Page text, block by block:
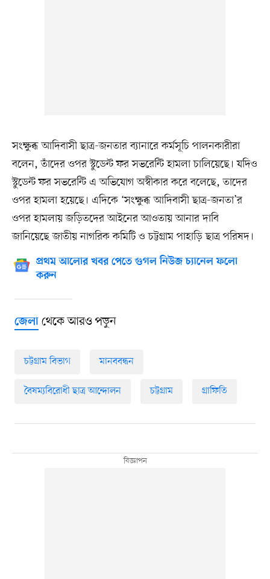
সংক্ষুব্ধ আদিবাসী ছাত্র-জনতার ব্যানারে কর্মসূচি পালনকারীরা
বলেন, তাঁদের ওপর স্টুডেন্ট ফর সভরেন্টি হামলা চালিয়েছে। যদিও
স্টুডেন্ট ফর সভরেন্টি এ অভিযোগ অস্বীকার করে বলেছে, তাদের
ওপর হামলা হয়েছে। এদিকে ‘সংক্ষুব্ধ আদিবাসী ছাত্র-জনতা’র
ওপর হামলায় জড়িতদের আইনের আওতায় আনার দাবি
জানিয়েছে জাতীয় নাগরিক কমিটি ও চট্টগ্রাম পাহাড়ি ছাত্র পরিষদ।
প্রথম আলোর খবর পেতে গুগল নিউজ চ্যানেল ফলো
করুন
জেলাথেকে আরও পড়ুন
চট্টগ্রাম বিভাগ মানববন্ধন
বৈষম্যবিরোধী ছাত্র আন্দোলন চট্টগ্রাম গ্রাফিতি